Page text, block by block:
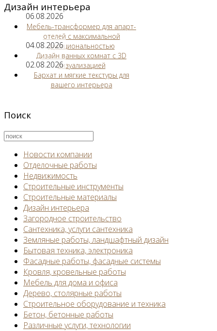
Дизайн интерьера
06.08.2026
Мебель-трансформер для апарт-
отелей с максимальной
функциональностью
04.08.2026
Дизайн ванных комнат с 3D
визуализацией
02.08.2026
Бархат и мягкие текстуры для
вашего интерьера
Поиск
Новости компании
Отделочные работы
Недвижимость
Строительные инструменты
Строительные материалы
Дизайн интерьера
Загородное строительство
Сантехника, услуги сантехника
Земляные работы, ландшафтный дизайн
Бытовая техника, электроника
Фасадные работы, фасадные системы
Кровля, кровельные работы
Мебель для дома и офиса
Дерево, столярные работы
Строительное оборудование и техника
Бетон, бетонные работы
Различные услуги, технологии